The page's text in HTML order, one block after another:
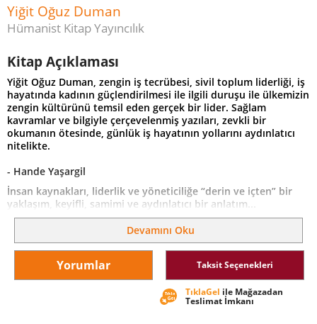
Yiğit Oğuz Duman
Hümanist Kitap Yayıncılık
Kitap Açıklaması
Yiğit Oğuz Duman, zengin iş tecrübesi, sivil toplum liderliği, iş
hayatında kadının güçlendirilmesi ile ilgili duruşu ile ülkemizin
zengin kültürünü temsil eden gerçek bir lider. Sağlam
kavramlar ve bilgiyle çerçevelenmiş yazıları, zevkli bir
okumanın ötesinde, günlük iş hayatının yollarını aydınlatıcı
nitelikte.
- Hande Yaşargil
İnsan kaynakları, liderlik ve yöneticiliğe “derin ve içten” bir
yaklaşım, keyifli, samimi ve aydınlatıcı bir anlatım...
Cümlelerdeki anlatım ve iç ses müthiş bir okuma arzusu
yaratıyor. Maceraya hazırlananlar, yola çıkan ya da yolda olan
yönetici ve yönetici adayları için, ışık saçan bir fener ve
başucu kitabı…”
Bu kitap iş liderlerinin yolunu aydınlatacak bir meşale gibi…
Bir yandan ezber bozarken, bir yandan otorite, korku kültürü,
Devamını Oku
Yorumlar Taksit Seçenekleri
TıklaGel ile Mağazadan
Teslimat İmkanı